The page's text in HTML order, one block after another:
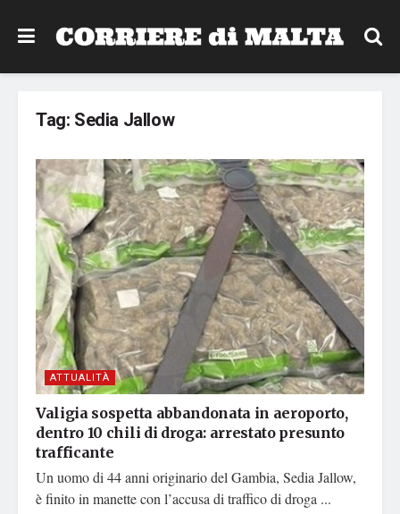
Tag: Sedia Jallow
ATTUALITÀ
Valigia sospetta abbandonata in aeroporto,
dentro 10 chili di droga: arrestato presunto
trafficante
Un uomo di 44 anni originario del Gambia, Sedia Jallow,
è finito in manette con l’accusa di traffico di droga ...